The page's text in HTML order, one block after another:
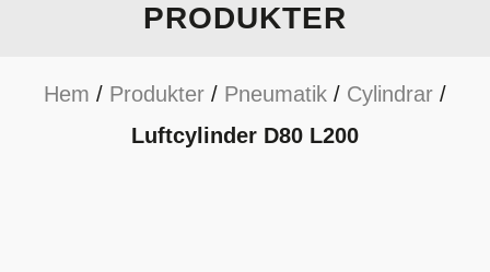
PRODUKTER
Hem / Produkter / Pneumatik / Cylindrar /
Luftcylinder D80 L200